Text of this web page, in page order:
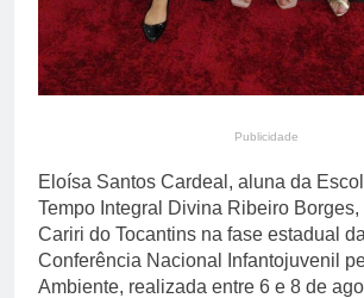
Publicidade
Eloísa Santos Cardeal, aluna da
Tempo Integral Divina Ribeiro Borges,
Cariri do Tocantins na fase estadual
Conferência Nacional Infantojuvenil
Ambiente, realizada entre 6 e 8 de